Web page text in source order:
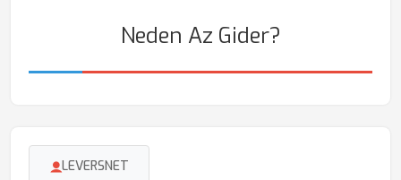
Neden Az Gider?
LEVERSNET